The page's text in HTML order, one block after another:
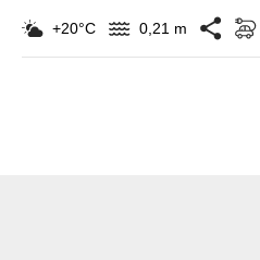
+20°C 0,21 m